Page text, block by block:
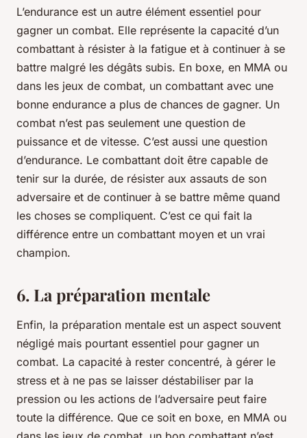
L’endurance est un autre élément essentiel pour
gagner un combat. Elle représente la capacité d’un
combattant à résister à la fatigue et à continuer à se
battre malgré les dégâts subis. En boxe, en MMA ou
dans les jeux de combat, un combattant avec une
bonne endurance a plus de chances de gagner. Un
combat n’est pas seulement une question de
puissance et de vitesse. C’est aussi une question
d’endurance. Le combattant doit être capable de
tenir sur la durée, de résister aux assauts de son
adversaire et de continuer à se battre même quand
les choses se compliquent. C’est ce qui fait la
différence entre un combattant moyen et un vrai
champion.
6. La préparation mentale
Enfin, la préparation mentale est un aspect souvent
négligé mais pourtant essentiel pour gagner un
combat. La capacité à rester concentré, à gérer le
stress et à ne pas se laisser déstabiliser par la
pression ou les actions de l’adversaire peut faire
toute la différence. Que ce soit en boxe, en MMA ou